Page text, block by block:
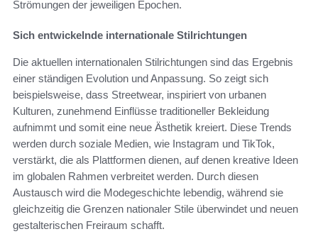
Strömungen der jeweiligen Epochen.
Sich entwickelnde internationale Stilrichtungen
Die aktuellen internationalen Stilrichtungen sind das Ergebnis
einer ständigen Evolution und Anpassung. So zeigt sich
beispielsweise, dass Streetwear, inspiriert von urbanen
Kulturen, zunehmend Einflüsse traditioneller Bekleidung
aufnimmt und somit eine neue Ästhetik kreiert. Diese Trends
werden durch soziale Medien, wie Instagram und TikTok,
verstärkt, die als Plattformen dienen, auf denen kreative Ideen
im globalen Rahmen verbreitet werden. Durch diesen
Austausch wird die Modegeschichte lebendig, während sie
gleichzeitig die Grenzen nationaler Stile überwindet und neuen
gestalterischen Freiraum schafft.